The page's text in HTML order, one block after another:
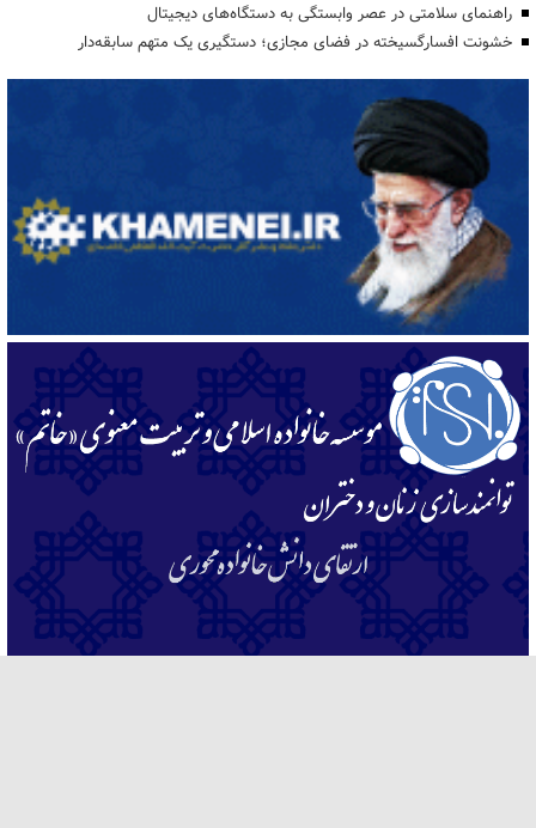
راهنمای سلامتی در عصر وابستگی به دستگاه‌های دیجیتال
خشونت افسارگسیخته در فضای مجازی؛ دستگیری یک متهم سابقه‌دار